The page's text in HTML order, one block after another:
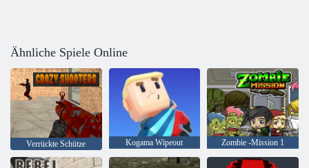
Ähnliche Spiele Online
Verrückte Schütze Kogama Wipeout Zombie -Mission 1